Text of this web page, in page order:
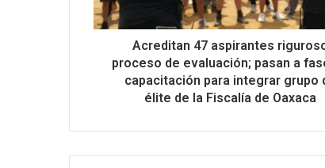
Acreditan 47 aspirantes
proceso de evaluación; pasan a
capacitación para integrar grupo
élite de la Fiscalía de Oaxaca